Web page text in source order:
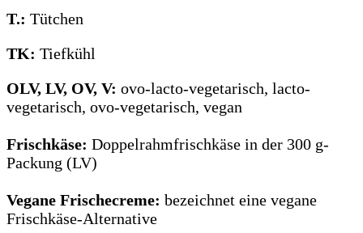
T.: Tütchen
TK: Tiefkühl
OLV, LV, OV, V: ovo-lacto-vegetarisch, lacto-
vegetarisch, ovo-vegetarisch, vegan
Frischkäse: Doppelrahmfrischkäse in der 300 g-
Packung (LV)
Vegane Frischecreme: bezeichnet eine vegane
Frischkäse-Alternative